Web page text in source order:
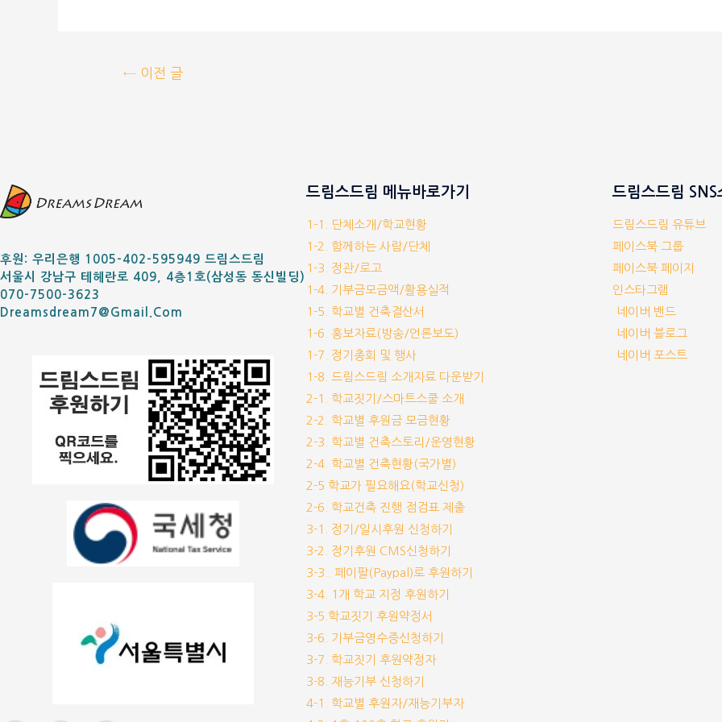
←이전 글
후원: 우리은행 1005-402-595949 드림스드림
서울시 강남구 테헤란로 409, 4층1호(삼성동 동신빌딩)
070-7500-3623
Dreamsdream7@gmail.com
드림스드림 메뉴바로가기
1-1. 단체소개/학교현황
1-2. 함께하는 사람/단체
1-3. 정관/로고
1-4. 기부금모금액/활용실적
1-5. 학교별 건축결산서
1-6. 홍보자료(방송/언론보도)
1-7. 정기총회 및 행사
1-8. 드림스드림 소개자료 다운받기
2-1. 학교짓기/스마트스쿨 소개
2-2. 학교별 후원금 모금현황
2-3. 학교별 건축스토리/운영현황
2-4. 학교별 건축현황(국가별)
2-5 학교가 필요해요(학교신청)
2-6. 학교건축 진행 점검표 제출
3-1. 정기/일시후원 신청하기
3-2. 정기후원 CMS신청하기
3-3.. 페이팔(Paypal)로 후원하기
3-4. 1개 학교 지정 후원하기
3-5.학교짓기 후원약정서
3-6. 기부금영수증신청하기
3-7. 학교짓기 후원약정자
3-8. 재능기부 신청하기
4-1. 학교별 후원자/재능기부자
드림스드림 SNS
드림스드림 유튜브
페이스북 그룹
페이스북 페이지
인스타그램
네이버 밴드
네이버 블로그
네이버 포스트